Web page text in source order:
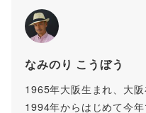
なみのり こうぼう
1965年大阪生まれ、大
1994年からはじめて今